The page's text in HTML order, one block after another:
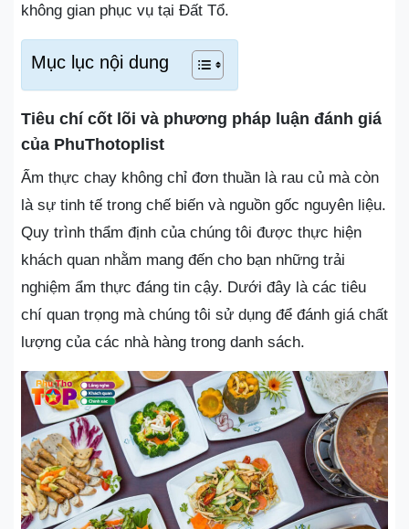
không gian phục vụ tại Đất Tổ.
Mục lục nội dung
Tiêu chí cốt lõi và phương pháp luận đánh giá
của PhuThotoplist
Ẩm thực chay không chỉ đơn thuần là rau củ mà còn
là sự tinh tế trong chế biến và nguồn gốc nguyên liệu.
Quy trình thẩm định của chúng tôi được thực hiện
khách quan nhằm mang đến cho bạn những trải
nghiệm ẩm thực đáng tin cậy. Dưới đây là các tiêu
chí quan trọng mà chúng tôi sử dụng để đánh giá chất
lượng của các nhà hàng trong danh sách.